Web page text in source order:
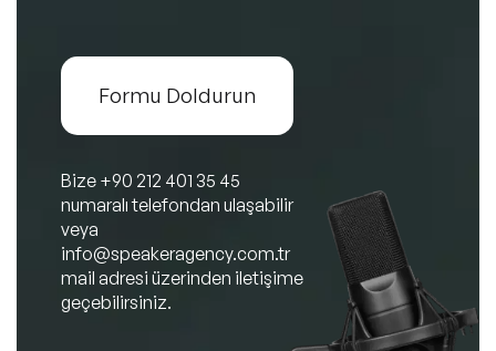
Formu Doldurun
Bize +90 212 401 35 45
numaralı telefondan ulaşabilir
veya
info@speakeragency.com.tr
mail adresi üzerinden iletişime
geçebilirsiniz.